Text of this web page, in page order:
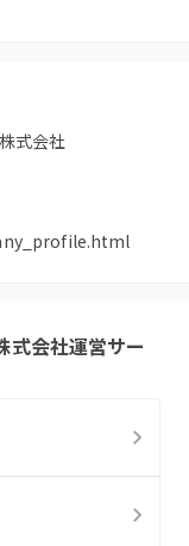
式会社
式会社運営サー